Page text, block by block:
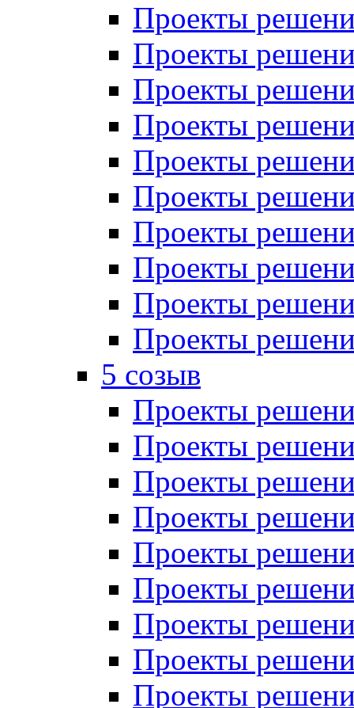
Проекты
Проекты
Проекты
Проекты
Проекты
Проекты
Проекты
Проекты
Проекты
Проекты
5 созыв
Проекты
Проекты
Проекты
Проекты
Проекты
Проекты
Проекты
Проекты
Проекты